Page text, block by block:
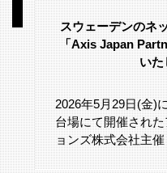
スウェーデンのネ
「Axis Japan
いた
2026年5月29日(金)
台場にて開催され
ョンズ株式会社主